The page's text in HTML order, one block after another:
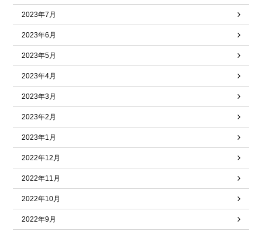
2023年7月
2023年6月
2023年5月
2023年4月
2023年3月
2023年2月
2023年1月
2022年12月
2022年11月
2022年10月
2022年9月